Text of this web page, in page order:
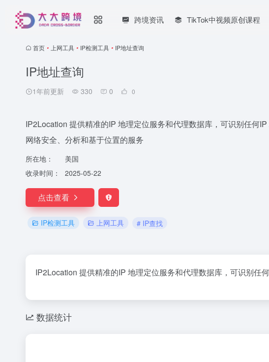
跨境资讯 TikTok中视频原创课程
首页 • 上网工具 • IP检测工具 • IP地址查询
IP地址查询
1年前更新 330 0 0
IP2Location 提供精准的IP 地理定位服务和代理数据库，可识别任何
网络安全、分析和基于位置的服务
所在地：
美国
收录时间：
2025-05-22
点击查看
IP检测工具 上网工具 # IP查找
IP2Location 提供精准的IP 地理定位服务和代理数据库，可识别
数据统计